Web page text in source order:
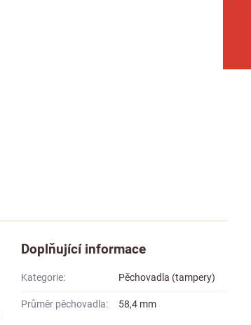
Doplňující informace
Kategorie: Pěchovadla (tampery)
Průměr pěchovadla: 58,4 mm